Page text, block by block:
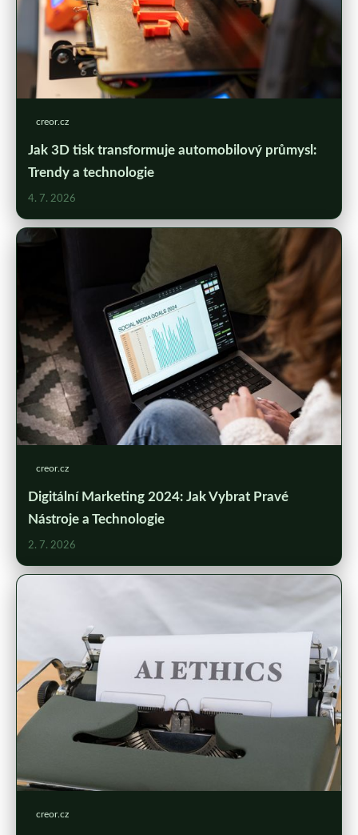
creor.cz
Jak 3D tisk transformuje automobilový průmysl:
Trendy a technologie
4. 7. 2026
creor.cz
Digitální Marketing 2024: Jak Vybrat Pravé
Nástroje a Technologie
2. 7. 2026
creor.cz